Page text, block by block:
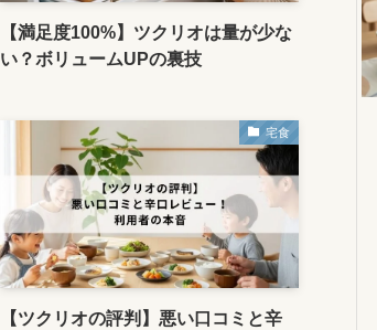
【満足度100%】ツクリオは量が少な
い？ボリュームUPの裏技
宅食
【ツクリオの評判】悪い口コミと辛